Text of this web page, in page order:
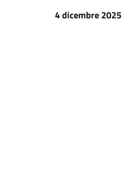
4 dicembre 2025